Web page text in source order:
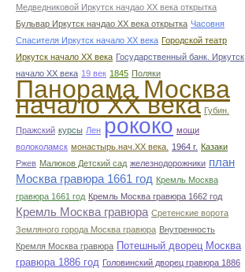
Медведниковой Иркутск начдао ХХ века открытка
Бульвар Иркутск начдао ХХ века открытка Часовня
Спасителя Иркутск начало ХХ века Городской театр
Иркутск начало ХХ века Государственный банк. Иркутск
начало ХХ века 19 век 1845 Поляки
Панорама Москва
начало ХХ века Губин.
Пражский курсы Лен рококо мощи
волоколамск монастырь.нач.ХХ века. 1964 г. Казаки
Ржев Малюков Детский сад железнодорожники план
Москва гравюра 1661 год Кремль Москва
гравюра 1661 год Кремль Москва гравюра 1662 год
Кремль Москва гравюра Сретенские ворота
Земляного города Москва гравюра Внутренность
Кремля Москва гравюра Потешный дворец Москва
гравюра 1886 год Головинский дворец гравюра 1886